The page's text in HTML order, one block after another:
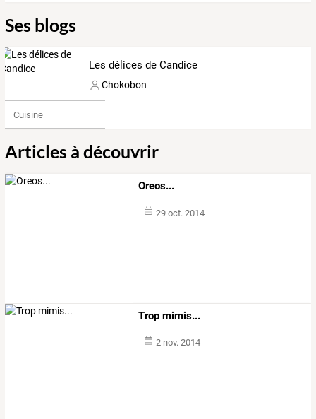
Ses blogs
Les délices de Candice
Chokobon
Cuisine
Articles à découvrir
Oreos...
29 oct. 2014
Trop mimis...
2 nov. 2014